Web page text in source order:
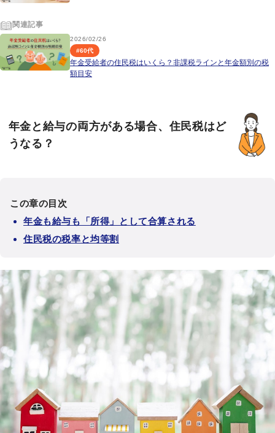
関連記事
2026/02/26
#60代
年金受給者の住民税はいくら？非課税ラインと年金額別の税
額目安
年金と給与の両方がある場合、住民税はど
うなる？
この章の目次
年金も給与も「所得」として合算される
住民税の税率と均等割